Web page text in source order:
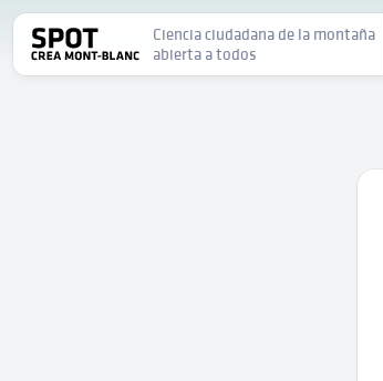
Ciencia ciudadana de la montaña
abierta a todos